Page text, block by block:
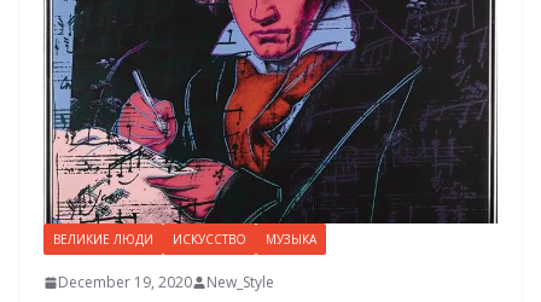
ВЕЛИКИЕ ЛЮДИ ИСКУССТВО МУЗЫКА
December 19, 2020 New_Style